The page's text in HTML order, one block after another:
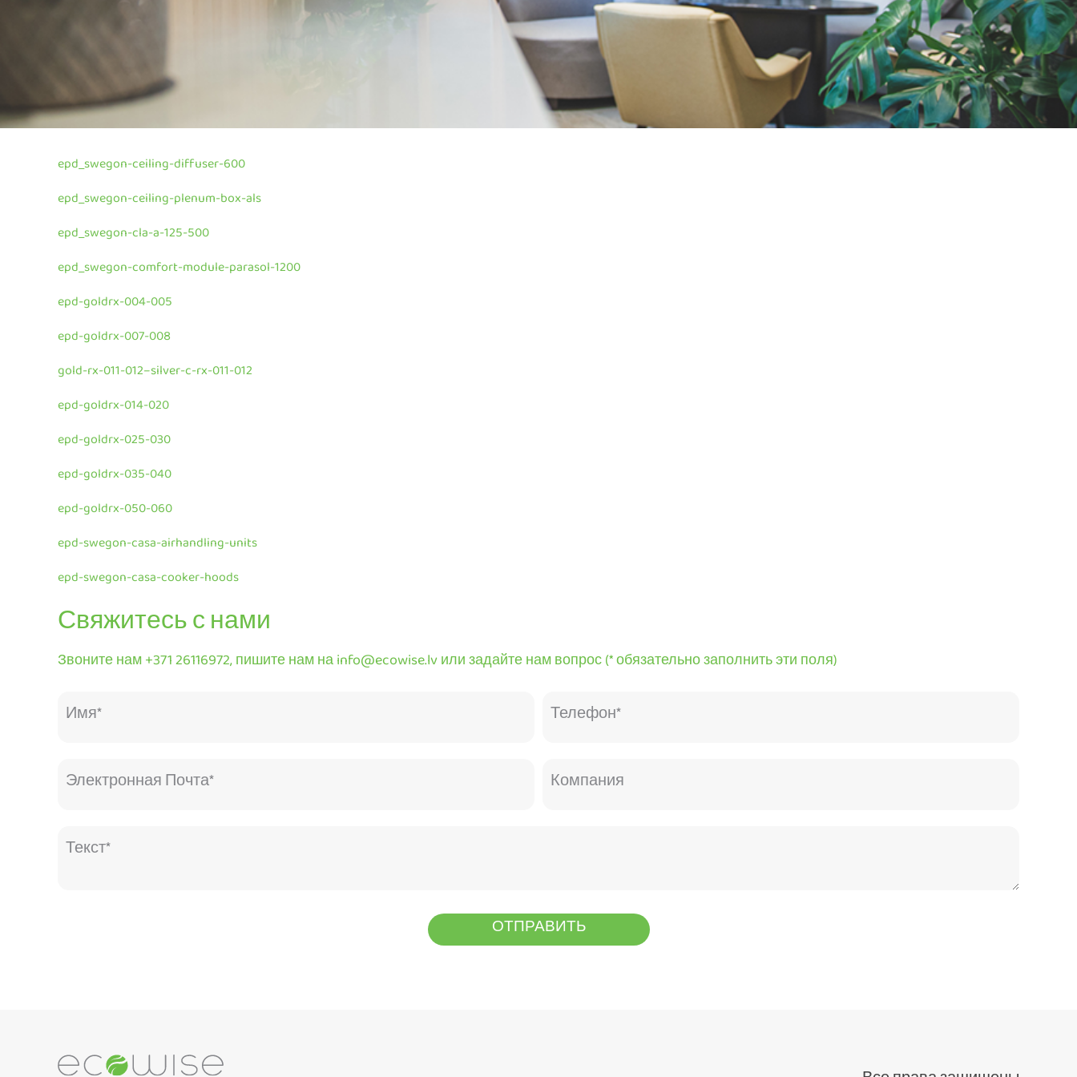
epd_swegon-ceiling-diffuser-600
epd_swegon-ceiling-plenum-box-als
epd_swegon-cla-a-125-500
epd_swegon-comfort-module-parasol-1200
epd-goldrx-004-005
epd-goldrx-007-008
gold-rx-011-012–silver-c-rx-011-012
epd-goldrx-014-020
epd-goldrx-025-030
epd-goldrx-035-040
epd-goldrx-050-060
epd-swegon-casa-airhandling-units
epd-swegon-casa-cooker-hoods
Свяжитесь с нами
Звоните нам +371 26116972, пишите нам на info@ecowise.lv или задайте нам вопрос (* обязательно заполнить эти поля)